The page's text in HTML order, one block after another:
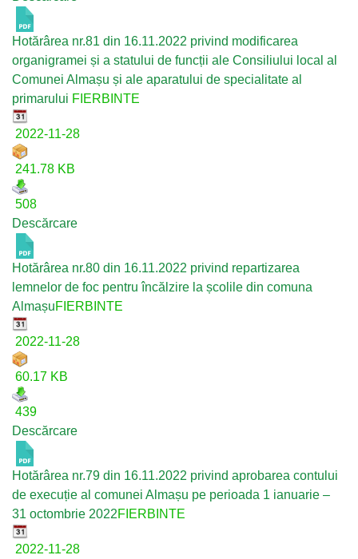
Hotărârea nr.81 din 16.11.2022 privind modificarea
organigramei și a statului de funcții ale Consiliului local al
Comunei Almașu și ale aparatului de specialitate al
primarului FIERBINTE
2022-11-28
241.78 KB
508
Descărcare
Hotărârea nr.80 din 16.11.2022 privind repartizarea
lemnelor de foc pentru încălzire la școlile din comuna
AlmașuFIERBINTE
2022-11-28
60.17 KB
439
Descărcare
Hotărârea nr.79 din 16.11.2022 privind aprobarea contului
de execuție al comunei Almașu pe perioada 1 ianuarie –
31 octombrie 2022FIERBINTE
2022-11-28